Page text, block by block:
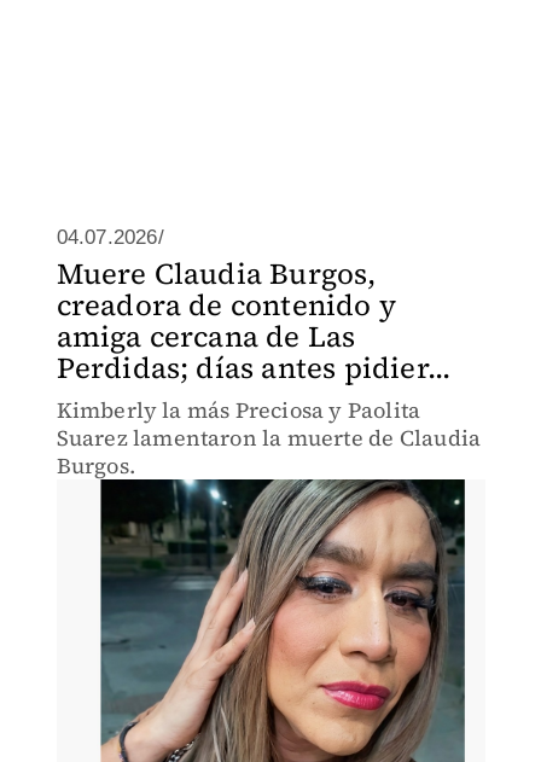
04.07.2026/
Muere Claudia Burgos,
creadora de contenido y
amiga cercana de Las
Perdidas; días antes pidier...
Kimberly la más Preciosa y Paolita
Suarez lamentaron la muerte de Claudia
Burgos.